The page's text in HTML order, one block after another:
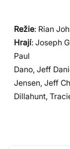
Režie: Rian
Hrají: Joseph
Paul
Dano, Jeff
Jensen, Jeff
Dillahunt,